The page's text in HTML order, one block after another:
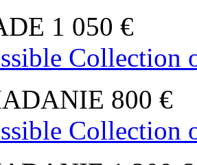
1 050 €
Collection
800 €
Collection